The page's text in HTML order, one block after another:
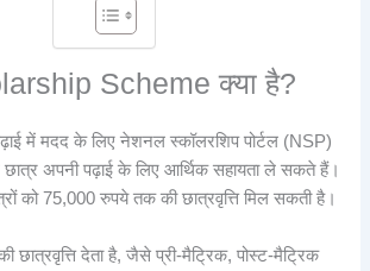
Scheme क्या है?
में मदद के लिए नेशनल स्कॉलरशिप पोर्टल (NSP)
अपनी पढ़ाई के लिए आर्थिक सहायता ले सकते हैं।
को 75,000 रुपये तक की छात्रवृत्ति मिल सकती है।
छात्रवृत्ति देता है, जैसे प्री-मैट्रिक, पोस्ट-मैट्रिक